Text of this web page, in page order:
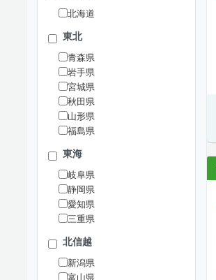
北海道
東北
青森県
岩手県
宮城県
秋田県
山形県
福島県
東海
岐阜県
静岡県
愛知県
三重県
北信越
新潟県
富山県